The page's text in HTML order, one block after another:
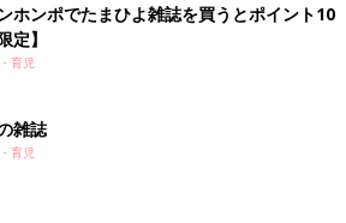
前よりも入りやすくなっている地域もふ
いく園を選んでください。
かなか慣れないと不安になりますね。
時間がかかるお子さんもいます。それは
。周囲をしっかり観察してなじんでいく
ょう。
いると、子どもも不安になることがある
ホンポでたまひよ雑誌を買うとポイント10
定】
育児
雑誌
育児